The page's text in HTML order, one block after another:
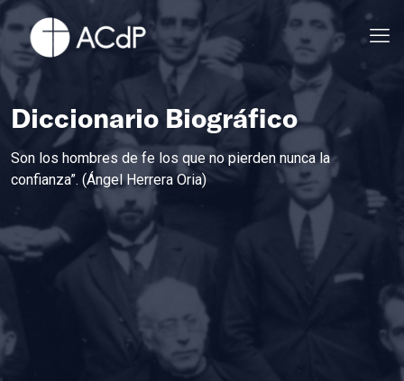
Diccionario Biográfico
Son los hombres de fe los que no pierden nunca la
confianza”. (Ángel Herrera Oria)